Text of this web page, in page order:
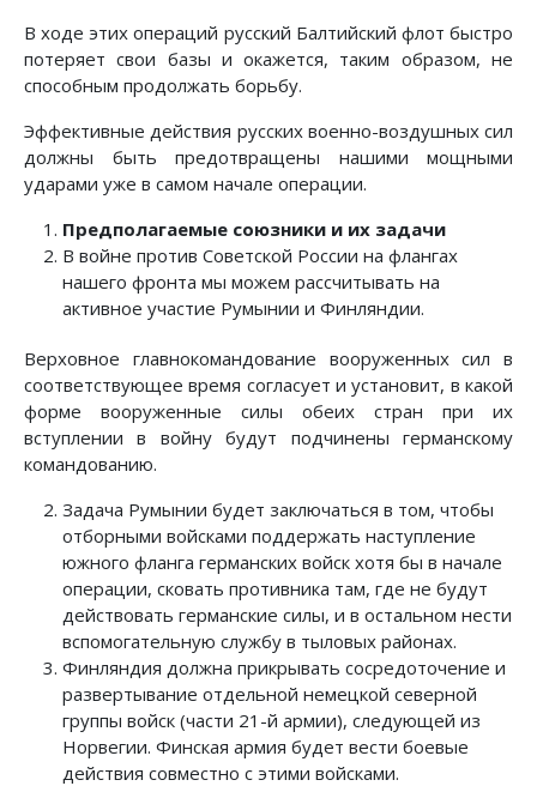
В ходе этих операций русский Балтийский флот быстро
потеряет свои базы и окажется, таким образом, не
способным продолжать борьбу.
Эффективные действия русских военно-воздушных сил
должны быть предотвращены нашими мощными
ударами уже в самом начале операции.
Предполагаемые союзники и их задачи
В войне против Советской России на флангах
нашего фронта мы можем рассчитывать на
активное участие Румынии и Финляндии.
Верховное главнокомандование вооруженных сил в
соответствующее время согласует и установит, в какой
форме вооруженные силы обеих стран при их
вступлении в войну будут подчинены германскому
командованию.
Задача Румынии будет заключаться в том, чтобы
отборными войсками поддержать наступление
южного фланга германских войск хотя бы в начале
операции, сковать противника там, где не будут
действовать германские силы, и в остальном нести
вспомогательную службу в тыловых районах.
Финляндия должна прикрывать сосредоточение и
развертывание отдельной немецкой северной
группы войск (части 21-й армии), следующей из
Норвегии. Финская армия будет вести боевые
действия совместно с этими войсками.